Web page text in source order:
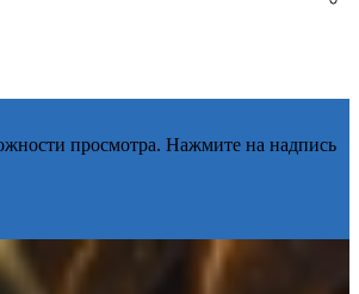
просмотра. Нажмите на надпись